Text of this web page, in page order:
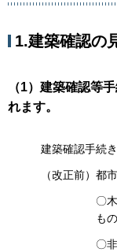
1.建築確認の
（1）建築確認等
れます。
建築確認手続
（改正前）都
〇
もの
〇